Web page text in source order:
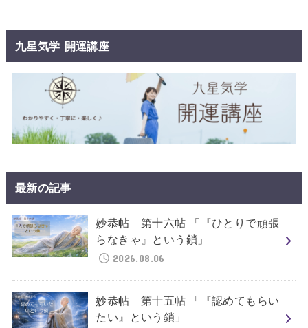
九星気学 開運講座
最新の記事
妙恭帖 第十六帖 「『ひとりで頑張
らなきゃ』という鎖」
2026.08.06
妙恭帖 第十五帖 「『認めてもらい
たい』という鎖」